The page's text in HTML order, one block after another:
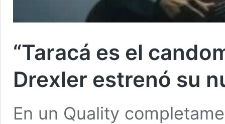
“Taracá es el
Drexler estrenó su
En un Quality